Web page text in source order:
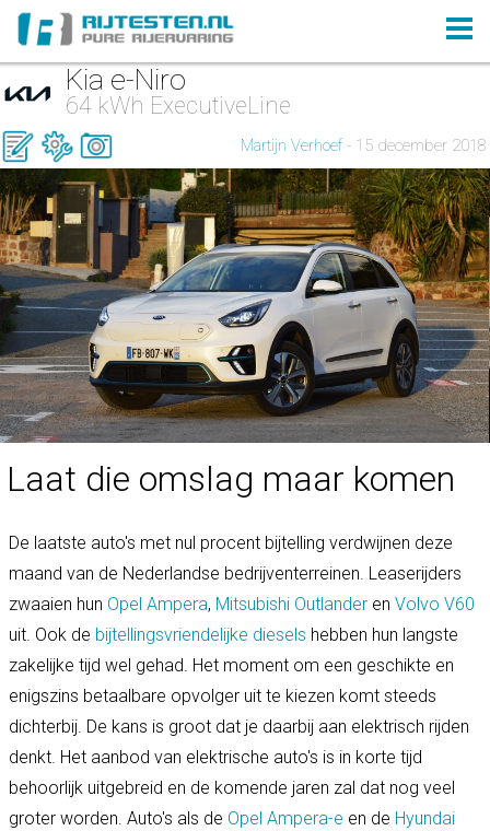
Kia e-Niro
64 kWh ExecutiveLine
Martijn Verhoef - 15 december 2018
Laat die omslag maar komen
De laatste auto's met nul procent bijtelling verdwijnen deze
maand van de Nederlandse bedrijventerreinen. Leaserijders
zwaaien hun Opel Ampera, Mitsubishi Outlander en Volvo V60
uit. Ook de bijtellingsvriendelijke diesels hebben hun langste
zakelijke tijd wel gehad. Het moment om een geschikte en
enigszins betaalbare opvolger uit te kiezen komt steeds
dichterbij. De kans is groot dat je daarbij aan elektrisch rijden
denkt. Het aanbod van elektrische auto's is in korte tijd
behoorlijk uitgebreid en de komende jaren zal dat nog veel
groter worden. Auto's als de Opel Ampera-e en de Hyundai